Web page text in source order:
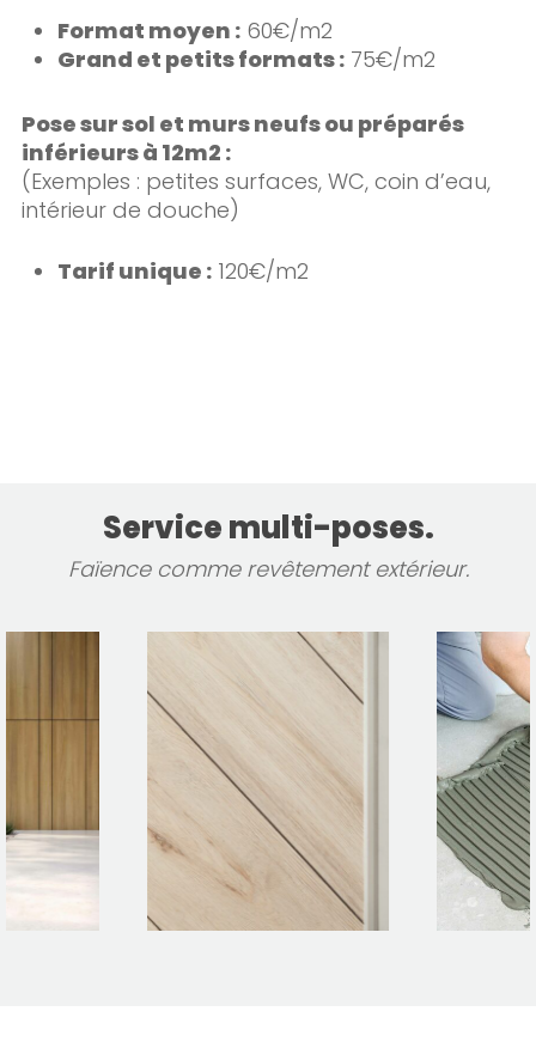
Format moyen : 60€/m2
Grand et petits formats : 75€/m2
Pose sur sol et murs neufs ou préparés
inférieurs à 12m2 :
(Exemples : petites surfaces, WC, coin d’eau,
intérieur de douche)
Tarif unique : 120€/m2
Service multi-poses.
Faïence comme revêtement extérieur.